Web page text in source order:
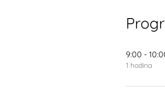
9:00 -
1 hodina